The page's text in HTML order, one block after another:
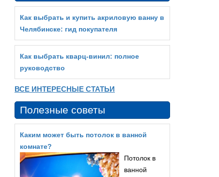
Как выбрать и купить акриловую ванну в
Челябинске: гид покупателя
Как выбрать кварц‑винил: полное
руководство
ВСЕ ИНТЕРЕСНЫЕ СТАТЬИ
Полезные советы
Каким может быть потолок в ванной
комнате?
Потолок в
ванной